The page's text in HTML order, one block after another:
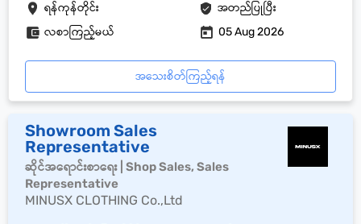
ရန်ကုန်တိုင်း အတည်ပြုပြီး
လစာကြည့်မယ် 05 Aug 2026
အသေးစိတ်ကြည့်ရန်
Showroom Sales
Representative
ဆိုင်အရောင်းစာရေး | Shop Sales, Sales
Representative
MINUSX CLOTHING Co.,Ltd